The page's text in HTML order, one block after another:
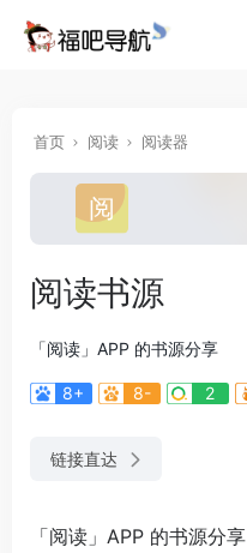
首页 阅读 阅读器
阅读书源
「阅读」APP 的书源分享
8+ 8- 2
链接直达
「阅读」APP 的书源分享